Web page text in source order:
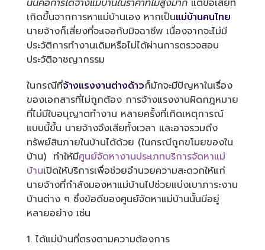
นั่นคือการได้จ้างแม่บ้านในราคาที่ไม่สูงมาก แต่ข้อเสียที่
เกิดขึ้นจากการหาแม่บ้านเอง หากเป็นแม่บ้านคนไทย
นายจ้างก็เสี่ยงที่จะเจอกับมิจฉาชีพ เนื่องจากจะไม่มี
ประวัติการทำงานเดิมหรือไม่ได้ผ่านการตรวจสอบ
ประวัติอาชญากรรม
ในกรณีที่จ้างแรงงานต่างด้าวก็มักจะมีปัญหาในเรื่อง
ของเอกสารที่ไม่ถูกต้อง การจ้างแรงงานผิดกฎหมาย
ที่ไม่มีใบอนุญาตทำงาน หลายครั้งที่เกิดเหตุการณ์
แบบนี้ขึ้น นายจ้างจึงเสียทั้งเวลา และอาจรวมถึง
ทรัพย์สินภายในบ้านได้ด้วย (ในกรณีถูกขโมยของใน
บ้าน) ทำให้มีศูนย์จัดหางานประเภทบริการจัดหาแม่
บ้านเปิดให้บริการเพื่อช่วยอำนวยความสะดวกให้แก่
นายจ้างที่กำลังมองหาแม่บ้านไปช่วยแบ่งเบาภาระงาน
บ้านต่าง ๆ ซึ่งข้อดีของศูนย์จัดหาแม่บ้านนั้นมีอยู่
หลายอย่าง เช่น
1. ได้แม่บ้านที่ตรงตามความต้องการ